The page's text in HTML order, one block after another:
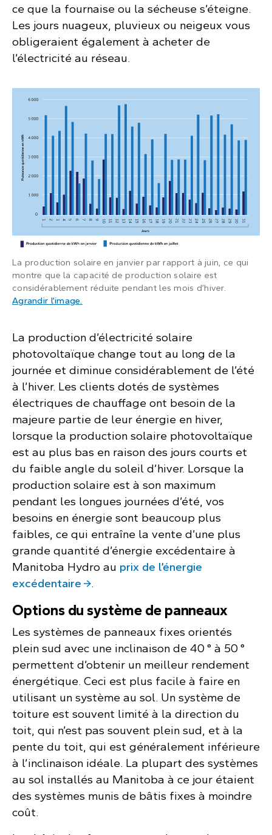
ce que la fournaise ou la sécheuse s’éteigne.
Les jours nuageux, pluvieux ou neigeux vous
obligeraient également à acheter de
l’électricité au réseau.
La production solaire en janvier par rapport à juin, ce qui
montre que la capacité de production solaire est
considérablement réduite pendant les mois d’hiver.
Agrandir l’image.
La production d’électricité solaire
photovoltaïque change tout au long de la
journée et diminue considérablement de l’été
à l’hiver. Les clients dotés de systèmes
électriques de chauffage ont besoin de la
majeure partie de leur énergie en hiver,
lorsque la production solaire photovoltaïque
est au plus bas en raison des jours courts et
du faible angle du soleil d’hiver. Lorsque la
production solaire est à son maximum
pendant les longues journées d’été, vos
besoins en énergie sont beaucoup plus
faibles, ce qui entraîne la vente d’une plus
grande quantité d’énergie excédentaire à
Manitoba Hydro au prix de l’énergie
excédentaire
.
Options du système de panneaux
Les systèmes de panneaux fixes orientés
plein sud avec une inclinaison de 40 ° à 50 °
permettent d’obtenir un meilleur rendement
énergétique. Ceci est plus facile à faire en
utilisant un système au sol. Un système de
toiture est souvent limité à la direction du
toit, qui n’est pas souvent plein sud, et à la
pente du toit, qui est généralement inférieure
à l’inclinaison idéale. La plupart des systèmes
au sol installés au Manitoba à ce jour étaient
des systèmes munis de bâtis fixes à moindre
coût.